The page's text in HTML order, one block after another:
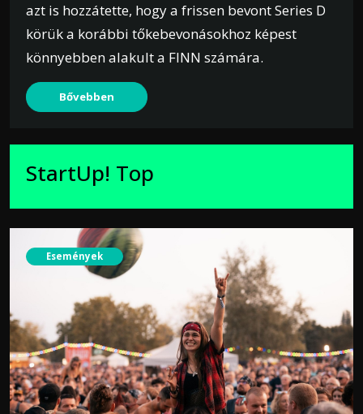
azt is hozzátette, hogy a frissen bevont Series D
körük a korábbi tőkebevonásokhoz képest
könnyebben alakult a FINN számára.
Bővebben
StartUp! Top
Események